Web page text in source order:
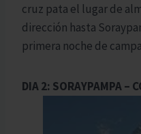
cruz pata el lugar de
dirección hasta
primera noche de
DIA 2: SORAYPAMPA –